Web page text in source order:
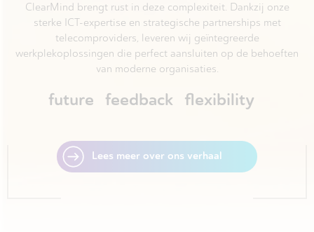
ClearMind brengt rust in deze complexiteit. Dankzij onze
sterke ICT-expertise en strategische partnerships met
telecomproviders, leveren wij geïntegreerde
werkplekoplossingen die perfect aansluiten op de behoeften
van moderne organisaties.
future feedback flexibility
Lees meer over ons verhaal